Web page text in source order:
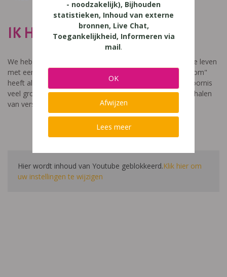
IK HEET NIET DOM
We hebben een video gemaakt die toont hoe het is om te leven
met een leerstoornis. De film met als titel: "Ik heet niet dom"
heeft als doel aan te tonen dat de impact van een leerstoornis
veel groter is dan enkel wat je ziet in de klas. Je hoort verhalen
van verschillende leerlingen en ouders.
Hier wordt inhoud van Youtube geblokkeerd.Klik hier om
uw instellingen te wijzigen
- noodzakelijk), Bijhouden
statistieken, Inhoud van externe
bronnen, Live Chat,
Toegankelijkheid, Informeren via
mail.
OK
Afwijzen
Lees meer